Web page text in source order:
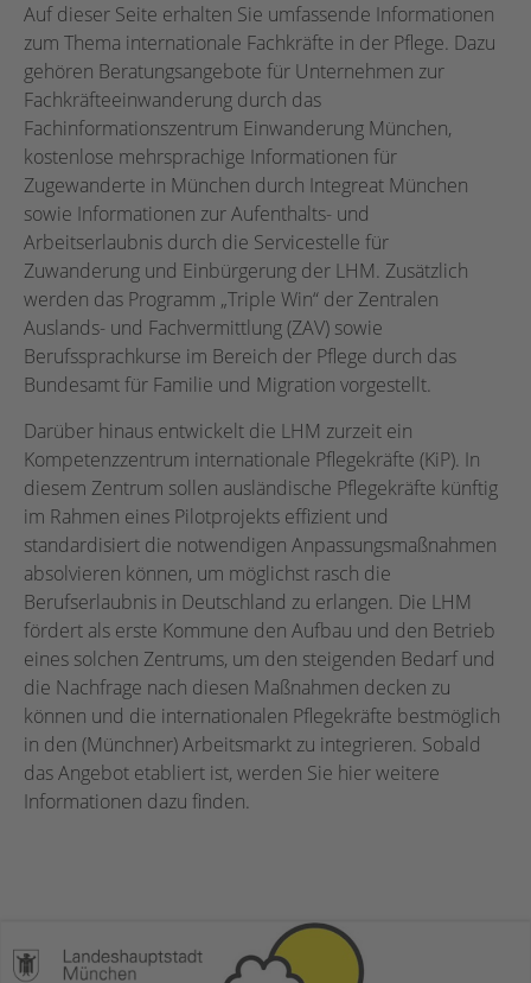
Auf dieser Seite erhalten Sie umfassende Informationen
zum Thema internationale Fachkräfte in der Pflege. Dazu
gehören Beratungsangebote für Unternehmen zur
Fachkräfteeinwanderung durch das
Fachinformationszentrum Einwanderung München,
kostenlose mehrsprachige Informationen für
Zugewanderte in München durch Integreat München
sowie Informationen zur Aufenthalts- und
Arbeitserlaubnis durch die Servicestelle für
Zuwanderung und Einbürgerung der LHM. Zusätzlich
werden das Programm „Triple Win“ der Zentralen
Auslands- und Fachvermittlung (ZAV) sowie
Berufssprachkurse im Bereich der Pflege durch das
Bundesamt für Familie und Migration vorgestellt.
Darüber hinaus entwickelt die LHM zurzeit ein
Kompetenzzentrum internationale Pflegekräfte (KiP). In
diesem Zentrum sollen ausländische Pflegekräfte künftig
im Rahmen eines Pilotprojekts effizient und
standardisiert die notwendigen Anpassungsmaßnahmen
absolvieren können, um möglichst rasch die
Berufserlaubnis in Deutschland zu erlangen. Die LHM
fördert als erste Kommune den Aufbau und den Betrieb
eines solchen Zentrums, um den steigenden Bedarf und
die Nachfrage nach diesen Maßnahmen decken zu
können und die internationalen Pflegekräfte bestmöglich
in den (Münchner) Arbeitsmarkt zu integrieren. Sobald
das Angebot etabliert ist, werden Sie hier weitere
Informationen dazu finden.